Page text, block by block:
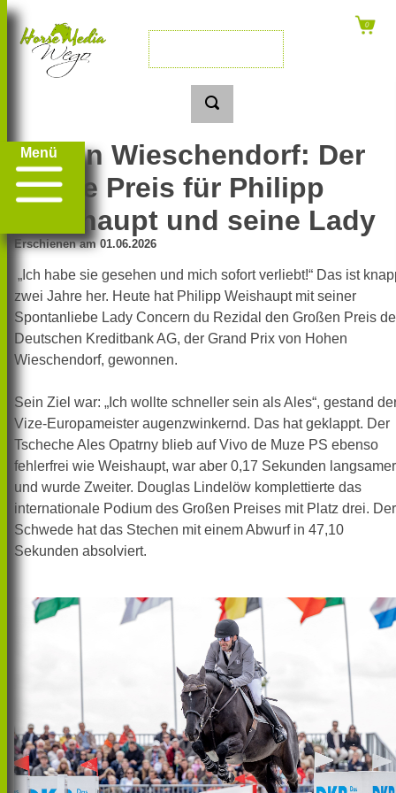
Hohen Wieschendorf: Der
Große Preis für Philipp
Weishaupt und seine Lady
Erschienen am 01.06.2026
„Ich habe sie gesehen und mich sofort verliebt!“ Das ist
zwei Jahre her. Heute hat Philipp Weishaupt mit seiner
Spontanliebe Lady Concern du Rezidal den Großen Preis
Deutschen Kreditbank AG, der Grand Prix von Hohen
Wieschendorf, gewonnen.
Sein Ziel war: „Ich wollte schneller sein als Ales“, gestand
Vize-Europameister augenzwinkernd. Das hat geklappt. Der
Tscheche Ales Opatrny blieb auf Vivo de Muze PS ebenso
fehlerfrei wie Weishaupt, war aber 0,17 Sekunden langsamer
und wurde Zweiter. Douglas Lindelöw komplettierte das
internationale Podium des Großen Preises mit Platz drei. Der
Schwede hat das Stechen mit einem Abwurf in 47,10
Sekunden absolviert.
Menü